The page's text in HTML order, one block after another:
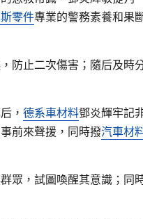
零件專業的警務素養和果
防止二次傷害；隨后及時
， 德系車材料鄧炎輝牢記
前來聲援，同時撥汽車材
眾，試圖喚醒其意識；同